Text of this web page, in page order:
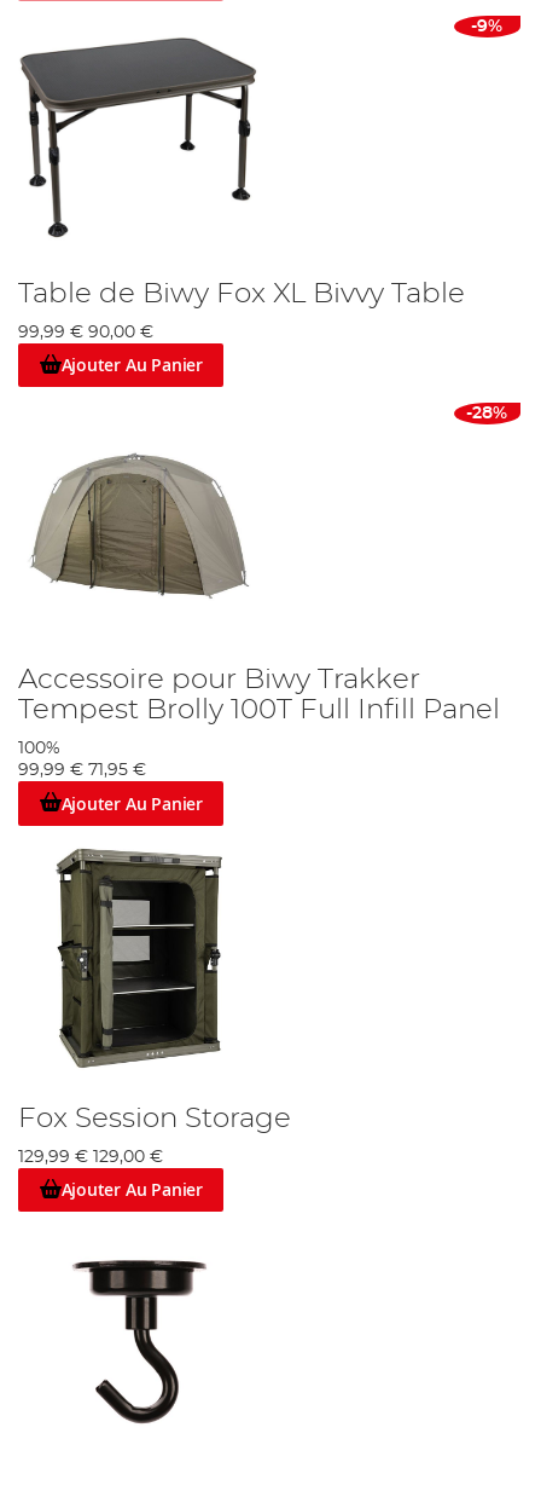
-9%
Table de Biwy Fox XL Bivvy Table
99,99 € 90,00 €
Ajouter Au Panier
-28%
Accessoire pour Biwy Trakker
Tempest Brolly 100T Full Infill Panel
100%
99,99 € 71,95 €
Ajouter Au Panier
Fox Session Storage
129,99 € 129,00 €
Ajouter Au Panier